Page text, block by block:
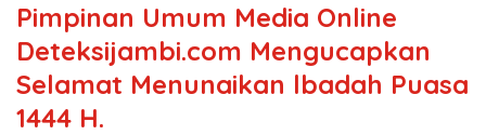
Pimpinan Umum Media Online
Deteksijambi.com Mengucapkan
Selamat Menunaikan lbadah Puasa
1444 H.